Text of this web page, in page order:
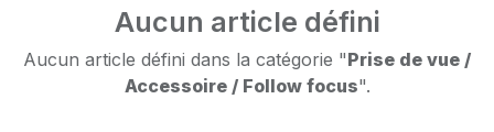
Aucun article défini
Aucun article défini dans la catégorie "Prise de vue /
Accessoire / Follow focus".